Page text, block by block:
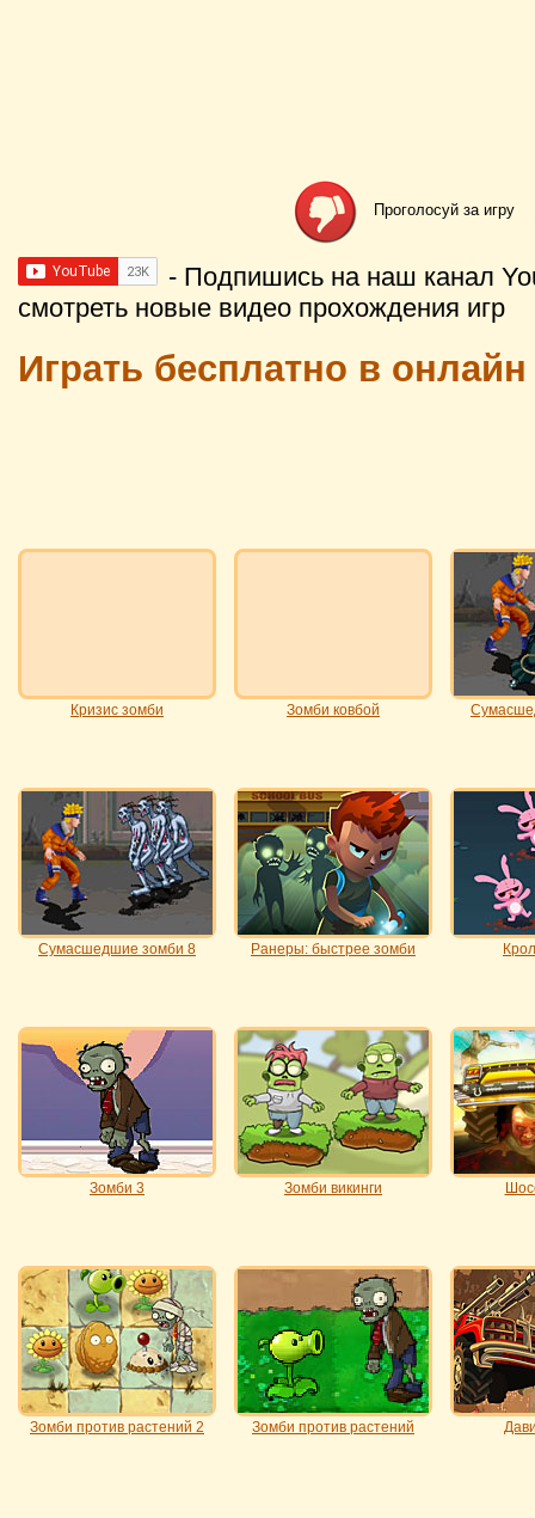
Проголосуй за игру
- Подпишись на наш канал
смотреть новые видео прохождения игр
Играть бесплатно в
Кризис зомби Зомби ковбой
Сумасшедшие зомби 8 Ранеры: быстрее зомби
Зомби 3 Зомби викинги
Зомби против растений 2 Зомби против растений